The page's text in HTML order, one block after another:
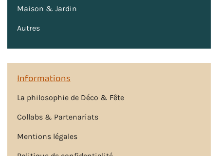
Maison & Jardin
Autres
Informations
La philosophie de Déco & Fête
Collabs & Partenariats
Mentions légales